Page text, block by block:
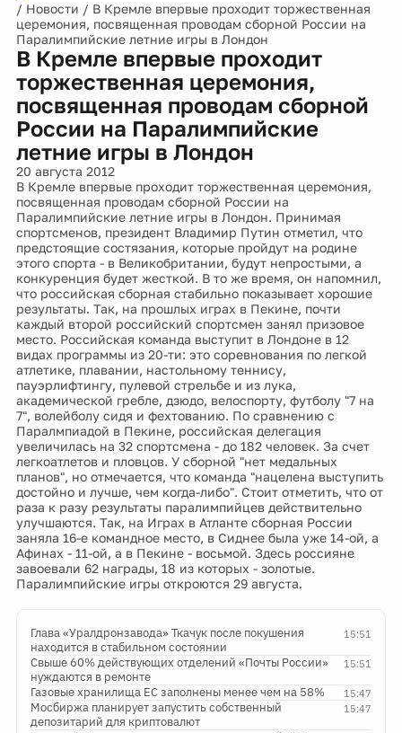
/ Новости / В Кремле впервые проходит торжественная
церемония, посвященная проводам сборной России на
Паралимпийские летние игры в Лондон
В Кремле впервые проходит
торжественная церемония,
посвященная проводам сборной
России на Паралимпийские
летние игры в Лондон
20 августа 2012
В Кремле впервые проходит торжественная церемония,
посвященная проводам сборной России на
Паралимпийские летние игры в Лондон. Принимая
спортсменов, президент Владимир Путин отметил, что
предстоящие состязания, которые пройдут на родине
этого спорта - в Великобритании, будут непростыми, а
конкуренция будет жесткой. В то же время, он напомнил,
что российская сборная стабильно показывает хорошие
результаты. Так, на прошлых играх в Пекине, почти
каждый второй российский спортсмен занял призовое
место. Российская команда выступит в Лондоне в 12
видах программы из 20-ти: это соревнования по легкой
атлетике, плавании, настольному теннису,
пауэрлифтингу, пулевой стрельбе и из лука,
академической гребле, дзюдо, велоспорту, футболу "7 на
7", волейболу сидя и фехтованию. По сравнению с
Паралмпиадой в Пекине, российская делегация
увеличилась на 32 спортсмена - до 182 человек. За счет
легкоатлетов и пловцов. У сборной "нет медальных
планов", но отмечается, что команда "нацелена выступить
достойно и лучше, чем когда-либо". Стоит отметить, что от
раза к разу результаты паралимпийцев действительно
улучшаются. Так, на Играх в Атланте сборная России
заняла 16-е командное место, в Сиднее была уже 14-ой, а
Афинах - 11-ой, а в Пекине - восьмой. Здесь россияне
завоевали 62 награды, 18 из которых - золотые.
Паралимпийские игры откроются 29 августа.
15:51
Глава «Уралдронзавода» Ткачук после покушения
находится в стабильном состоянии
15:51
Свыше 60% действующих отделений «Почты России»
нуждаются в ремонте
15:47
Газовые хранилища ЕС заполнены менее чем на 58%
15:47
Мосбиржа планирует запустить собственный
депозитарий для криптовалют